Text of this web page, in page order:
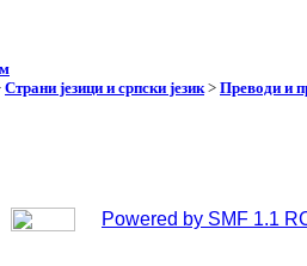
Страни језици и српски језик> Преводи и
Powered by SMF 1.1